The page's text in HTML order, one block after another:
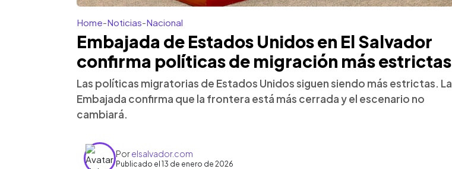
Home-Noticias-Nacional
Embajada de Estados Unidos en El Salvador
confirma políticas de migración más estrictas
Las políticas migratorias de Estados Unidos siguen siendo más estrictas. La
Embajada confirma que la frontera está más cerrada y el escenario no
cambiará.
Porelsalvador.com
Publicado el 13 de enero de 2026